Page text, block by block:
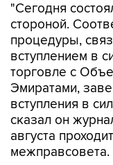
"Сегодня
стороной.
процедуры,
вступлением в
торговле с
Эмиратами,
вступления в
сказал он
августа
межправсовета.